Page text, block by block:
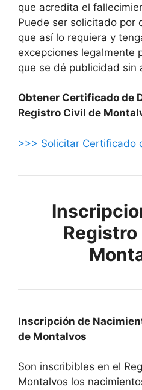
que acredita el
Puede ser solicitado por
que así lo requiera y
excepciones legalmente
que se dé publicidad sin
Obtener Certificado de
Registro Civil de
>>> Solicitar Certificado
Inscripción de
de Montalvos
Son inscribibles en el
Montalvos los